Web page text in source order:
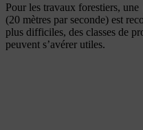
Pour les travaux forestiers, une
(20 mètres par seconde) est
plus difficiles, des classes de
peuvent s’avérer utiles.